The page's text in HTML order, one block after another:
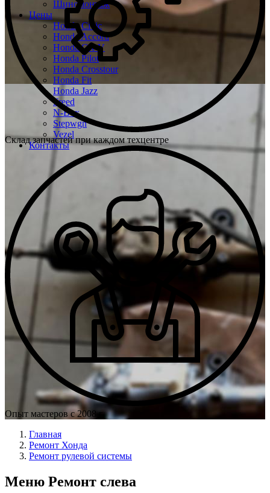
Шиномонтаж
Цены
Honda Civic
Honda Accord
Honda CR-V
Honda Pilot
Honda Crosstour
Honda Fit
Honda Jazz
Freed
N-Box
Stepwgn
Vezel
Контакты
Склад запчастей при каждом техцентре
Опыт мастеров с 2008 г.
Главная
Ремонт Хонда
Ремонт рулевой системы
Меню Ремонт слева